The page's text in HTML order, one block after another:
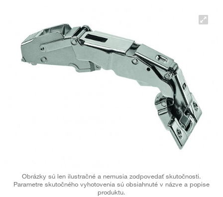
Obrázky sú len ilustračné a nemusia zodpovedať skutočnosti.
Parametre skutočného vyhotovenia sú obsiahnuté v názve a popise
produktu.